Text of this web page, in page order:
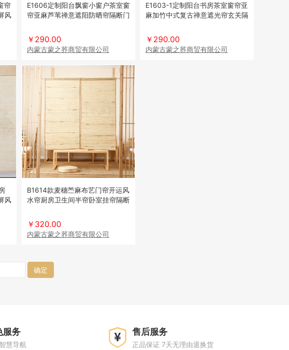
帘
风
E1606定制阳台飘窗小窗户茶室窗
帘亚麻芦苇禅意遮阳防晒帘隔断门
￥290.00
内蒙古蒙之荞商贸有限公司
E1603-1定制阳台书房茶室窗帘亚
麻加竹中式复古禅意遮光帘玄关隔
￥290.00
内蒙古蒙之荞商贸有限公司
风
B1614款麦穗苎麻布艺门帘开运风
水帘厨房卫生间半帘卧室挂帘隔断
￥320.00
内蒙古蒙之荞商贸有限公司
确定
服务
慧导航
售后服务
正品保证 7天无理由退换货